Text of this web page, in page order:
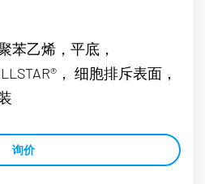
苯乙烯，平底，
， 细胞排斥表面，
询价